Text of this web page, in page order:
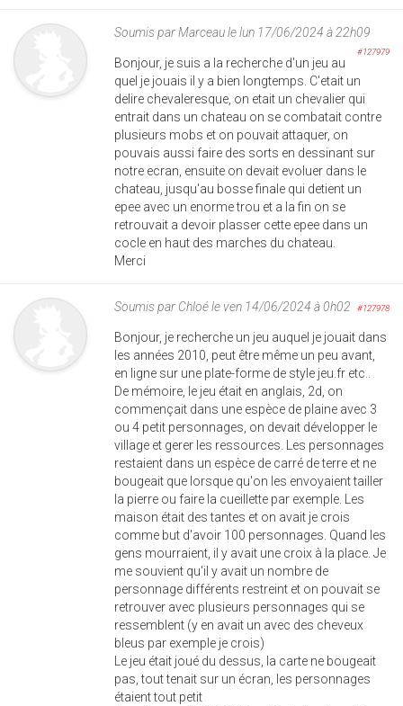
Soumis parMarceaule lun 17/06/2024 à 22h09
#127979
Bonjour, je suis a la recherche d'un jeu au
quel je jouais il y a bien longtemps. C'etait un
delire chevaleresque, on etait un chevalier qui
entrait dans un chateau on se combatait contre
plusieurs mobs et on pouvait attaquer, on
pouvais aussi faire des sorts en dessinant sur
notre ecran, ensuite on devait evoluer dans le
chateau, jusqu'au bosse finale qui detient un
epee avec un enorme trou et a la fin on se
retrouvait a devoir plasser cette epee dans un
cocle en haut des marches du chateau.
Merci
Soumis par Chloéle ven 14/06/2024 à 0h02 #127978
Bonjour, je recherche un jeu auquel je jouait dans
les années 2010, peut être même un peu avant,
en ligne sur une plate-forme de style jeu.fr etc..
De mémoire, le jeu était en anglais, 2d, on
commençait dans une espèce de plaine avec 3
ou 4 petit personnages, on devait développer le
village et gerer les ressources. Les personnages
restaient dans un espèce de carré de terre et ne
bougeait que lorsque qu'on les envoyaient tailler
la pierre ou faire la cueillette par exemple. Les
maison était des tantes et on avait je crois
comme but d'avoir 100 personnages. Quand les
gens mourraient, il y avait une croix à la place. Je
me souvient qu'il y avait un nombre de
personnage différents restreint et on pouvait se
retrouver avec plusieurs personnages qui se
ressemblent (y en avait un avec des cheveux
bleus par exemple je crois)
Le jeu était joué du dessus, la carte ne bougeait
pas, tout tenait sur un écran, les personnages
étaient tout petit